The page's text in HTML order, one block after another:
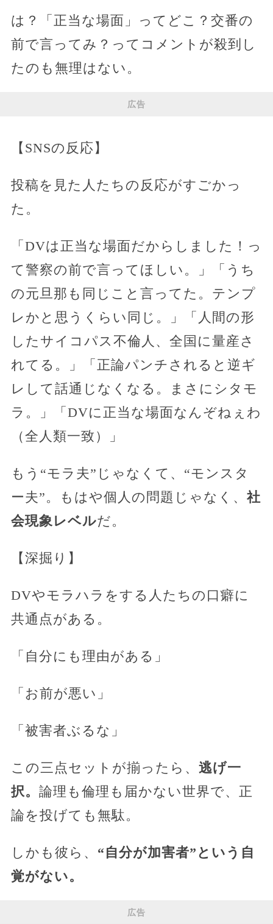
は？「正当な場面」ってどこ？交番の
前で言ってみ？ってコメントが殺到し
たのも無理はない。
広告
【SNSの反応】
投稿を見た人たちの反応がすごかっ
た。
「DVは正当な場面だからしました！っ
て警察の前で言ってほしい。」「うち
の元旦那も同じこと言ってた。テンプ
レかと思うくらい同じ。」「人間の形
したサイコパス不倫人、全国に量産さ
れてる。」「正論パンチされると逆ギ
レして話通じなくなる。まさにシタモ
ラ。」「DVに正当な場面なんぞねぇわ
（全人類一致）」
もう“モラ夫”じゃなくて、“モンスタ
ー夫”。もはや個人の問題じゃなく、 社
会現象レベルだ。
【深掘り】
DVやモラハラをする人たちの口癖に
共通点がある。
「自分にも理由がある」
「お前が悪い」
「被害者ぶるな」
この三点セットが揃ったら、 逃げ一
択。 論理も倫理も届かない世界で、正
論を投げても無駄。
しかも彼ら、 “自分が加害者”という自
覚がない。
広告